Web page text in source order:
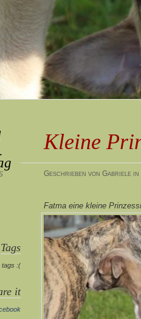
Kleine
Geschrieben von Gabriele in
Tags
tags :(
it
Fatma eine kleine